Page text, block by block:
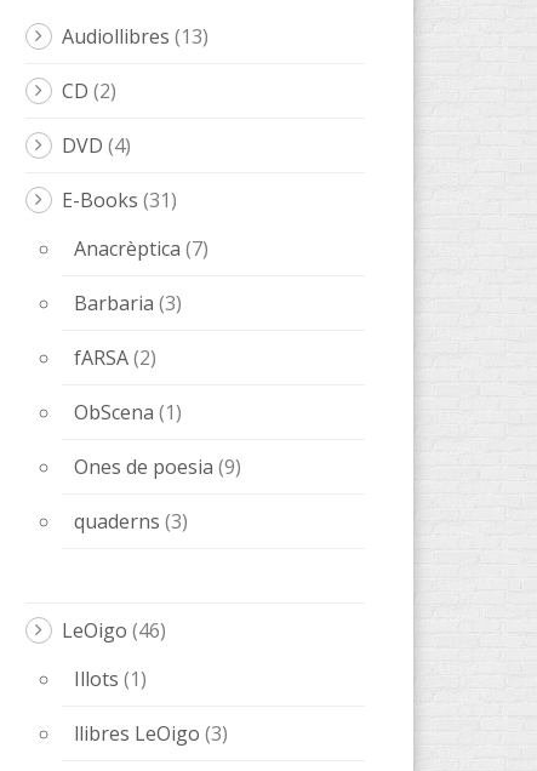
Audiollibres (13)
CD (2)
DVD (4)
E-Books (31)
Anacrèptica (7)
Barbaria (3)
fARSA(2)
ObScena (1)
Ones de poesia (9)
quaderns (3)
LeOigo (46)
Illots (1)
llibres LeOigo (3)